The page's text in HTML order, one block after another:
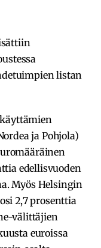
listan
ja Pohjola)
edellisvuoden
Myös Helsingin
2,7 prosenttia
välittäjien
euroissa